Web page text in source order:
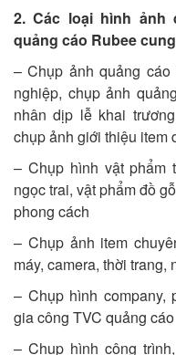
2. Các loại hình ảnh
quảng cáo Rubee
– Chụp ảnh quảng
nghiệp, chụp ảnh
nhân dịp lễ khai
chụp ảnh giới thiệu
– Chụp hình vật phẩm
ngọc trai, vật phẩm đồ
phong cách
– Chụp ảnh item
máy, camera, thời
– Chụp hình company,
gia công TVC quảng cáo
– Chụp hình công